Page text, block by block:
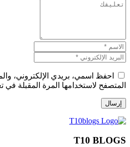
احفظ اسمي، بريدي الإلكتروني،
المتصفح لاستخدامها المرة المقبلة في
T10 BLOGS